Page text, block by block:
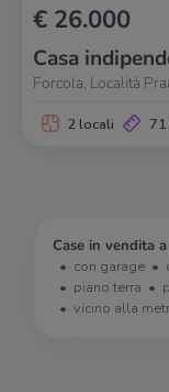
€ 26.000
Casa
Forcola, Località
2 locali
Case in vendita
con garage
piano terra
vicino alla